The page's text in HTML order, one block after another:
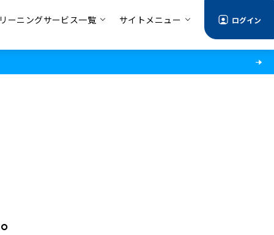
ーニングサービス一覧 サイトメニュー ログイン